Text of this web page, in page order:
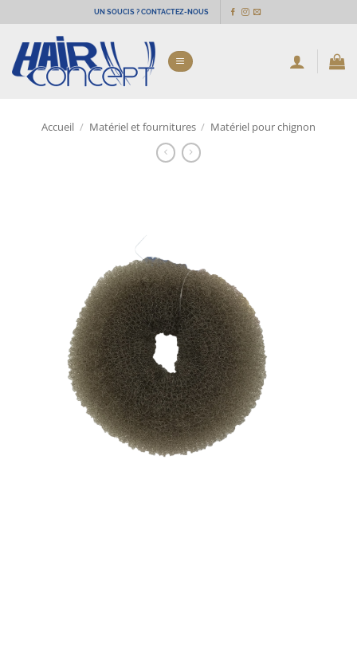
au
contenu
UN SOUCIS ? CONTACTEZ-NOUS
Accueil / Matériel et fournitures / Matériel pour chignon